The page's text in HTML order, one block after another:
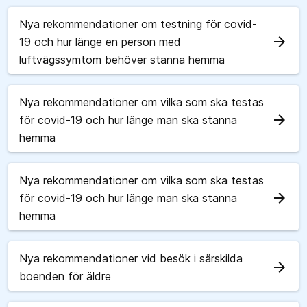
Nya rekommendationer om testning för covid-
19 och hur länge en person med
luftvägssymtom behöver stanna hemma
arrow_forward
Nya rekommendationer om vilka som ska testas
för covid-19 och hur länge man ska stanna
hemma
arrow_forward
Nya rekommendationer om vilka som ska testas
för covid-19 och hur länge man ska stanna
hemma
arrow_forward
Nya rekommendationer vid besök i särskilda
boenden för äldre
arrow_forward